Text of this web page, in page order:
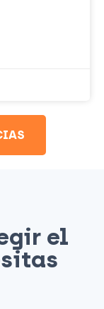
el